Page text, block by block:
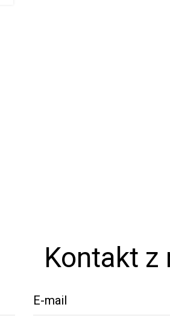
Kontakt z
E-mail